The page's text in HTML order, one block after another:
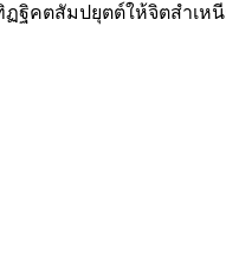
ฐิคตสัมปยุตต์ให้จิตสำเ